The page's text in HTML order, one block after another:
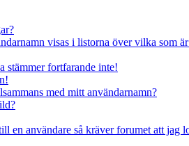
visas i listorna över vilka som
stämmer fortfarande inte!
med mitt användarnamn?
en användare så kräver forumet att jag